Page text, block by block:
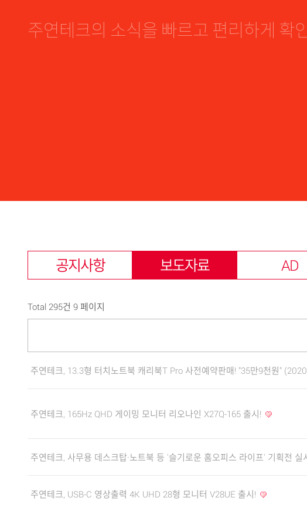
주연테크의 소식을 빠르고 편리하게 확
공지사항 보도자료 AD
Total 295건 9 페이지
주연테크, 13.3형 터치노트북 캐리북T Pro 사전예약판매! "35만9천원"
주연테크, 165Hz QHD 게이밍 모니터 리오나인 X27Q-165 출시!
주연테크, 사무용 데스크탑·노트북 등 '슬기로운 홈오피스 라이프' 기획전
주연테크, USB-C 영상출력 4K UHD 28형 모니터 V28UE 출시!